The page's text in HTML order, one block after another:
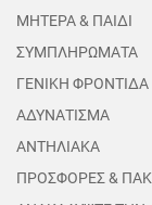
ΜΗΤΕΡΑ & ΠΑΙΔΙ
ΣΥΜΠΛΗΡΩΜΑΤΑ
ΓΕΝΙΚΗ ΦΡΟΝΤΙΔΑ
ΑΔΥΝΑΤΙΣΜΑ
ΑΝΤΗΛΙΑΚΑ
ΠΡΟΣΦΟΡΕΣ &